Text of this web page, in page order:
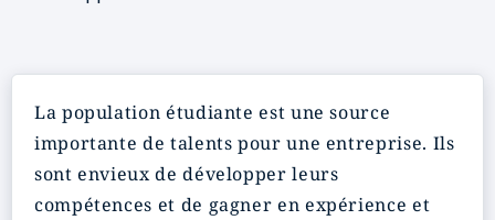
La population étudiante est unesource
importante de talents pour une entreprise. Ils
sont envieux de développer leurs
compétences et de gagner en expérience et